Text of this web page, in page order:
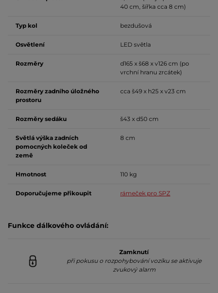
40 cm, šířka cca 8 cm)
Typ kol bezdušová
Osvětlení LED světla
Rozměry
d165 x š68 x v126 cm (po
vrchní hranu zrcátek)
Rozměry zadního úložného
prostoru
cca š49 x h25 x v23 cm
Rozměry sedáku š43 x d50 cm
Světlá výška zadních
pomocných koleček od
země
8 cm
Hmotnost 110 kg
Doporučujeme přikoupit rámeček pro SPZ
Funkce dálkového ovládání:
Zamknutí
při pokusu o rozpohybování vozíku se aktivuje
zvukový alarm